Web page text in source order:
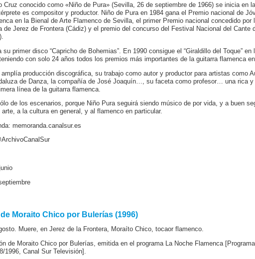
Cruz conocido como «Niño de Pura» (Sevilla, 26 de septiembre de 1966) se inicia en
es compositor y productor. Niño de Pura en 1984 gana el Premio nacional de
en la Bienal de Arte Flamenco de Sevilla, el primer Premio nacional concedido por
de Jerez de Frontera (Cádiz) y el premio del concurso del Festival Nacional del Cante
su primer disco “Capricho de Bohemias”. En 1990 consigue el “Giraldillo del Toque”
con solo 24 años todos los premios más importantes de la guitarra flamenca
producción discográfica, su trabajo como autor y productor para artistas como
de Danza, la compañía de José Joaquín…, su faceta como profesor… una rica y
línea de la guitarra flamenca.
de los escenarios, porque Niño Pura seguirá siendo músico de por vida, y a buen
arte, a la cultura en general, y al flamenco en particular.
memoranda.canalsur.es
Moraito Chico por Bulerías (1996)
Muere, en Jerez de la Frontera, Moraíto Chico, tocaor flamenco.
de Moraito Chico por Bulerías, emitida en el programa La Noche Flamenca
1996, Canal Sur Televisión].